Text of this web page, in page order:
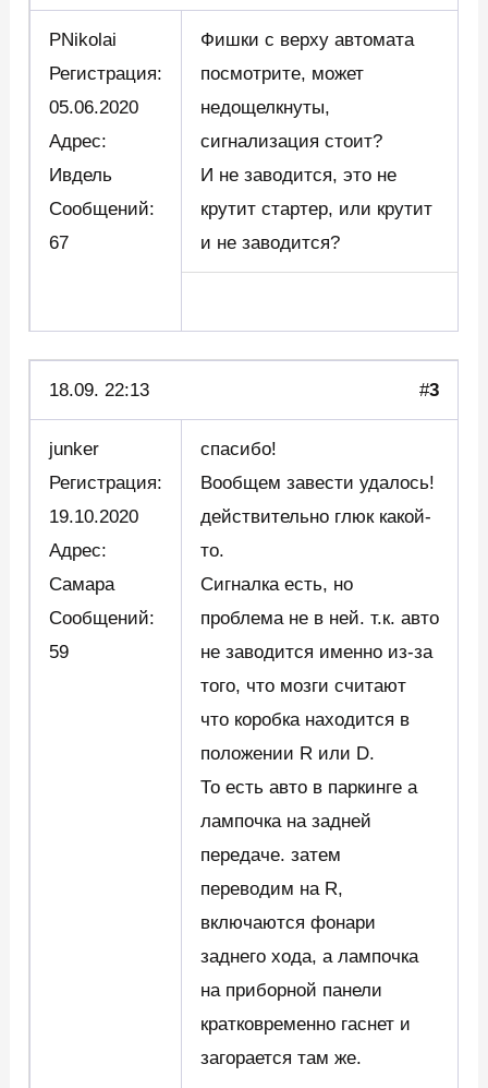
PNikolai
Регистрация:
05.06.2020
Адрес:
Ивдель
Сообщений:
67
Фишки с верху автомата
посмотрите, может
недощелкнуты,
сигнализация стоит?
И не заводится, это не
крутит стартер, или крутит
и не заводится?
18.09. 22:13 #3
junker
Регистрация:
19.10.2020
Адрес:
Самара
Сообщений:
59
спасибо!
Вообщем завести удалось!
действительно глюк какой-
то.
Сигналка есть, но
проблема не в ней. т.к. авто
не заводится именно из-за
того, что мозги считают
что коробка находится в
положении R или D.
То есть авто в паркинге а
лампочка на задней
передаче. затем
переводим на R,
включаются фонари
заднего хода, а лампочка
на приборной панели
кратковременно гаснет и
загорается там же.